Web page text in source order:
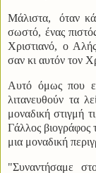
Μάλιστα, όταν
σωστό, ένας
Χριστιανό, ο
σαν κι αυτόν τον
Αυτό όμως που
λιτανευθούν τα
μοναδική στιγμή
Γάλλος
μια μοναδική
"Συναντήσαμε